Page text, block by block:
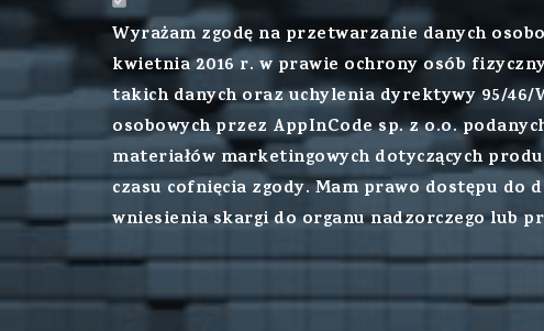
Wyrażam zgodę na przetwarzanie danych
kwietnia 2016 r. w prawie ochrony osób
takich danych oraz uchylenia dyrektywy 95/
osobowych przez AppInCode sp. z o.o.
materiałów marketingowych dotyczących
czasu cofnięcia zgody. Mam prawo dostępu
wniesienia skargi do organu nadzorczego lub